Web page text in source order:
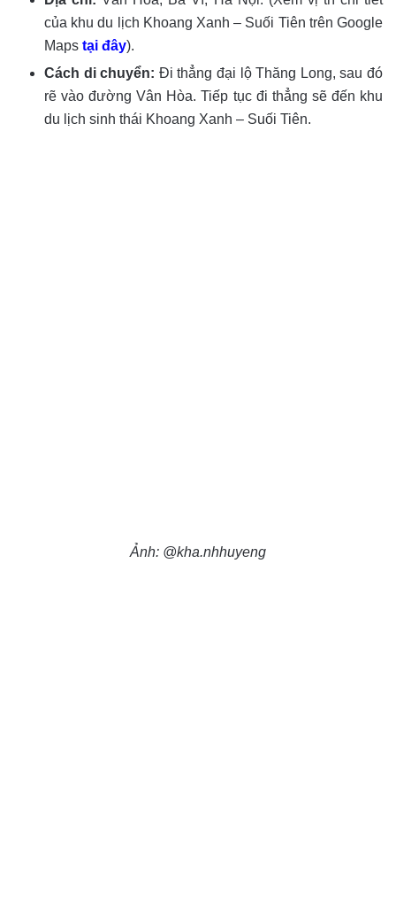
của khu du lịch Khoang Xanh – Suối Tiên trên Google
Maps tại đây).
Cách di chuyển: Đi thẳng đại lộ Thăng Long, sau đó
rẽ vào đường Vân Hòa. Tiếp tục đi thẳng sẽ đến khu
du lịch sinh thái Khoang Xanh – Suối Tiên.
Ảnh: @kha.nhhuyeng